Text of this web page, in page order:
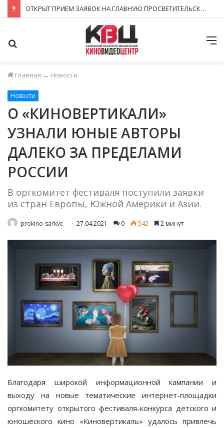
ОТКРЫТ ПРИЕМ ЗАЯВОК НА ГЛАВНУЮ ПРОСВЕТИТЕЛЬСКУЮ НАГРАДУ СТРАНЫ – ПРЕМИЮ «ЗНАНИЕ. ПРЕМИЯ 2026»!
Главная → Новости
Новости
О «КИНОВЕРТИКАЛИ»
УЗНАЛИ ЮНЫЕ АВТОРЫ
ДАЛЕКО ЗА ПРЕДЕЛАМИ
РОССИИ
В оргкомитет фестиваля поступили заявки
из стран Европы, Южной Америки и Азии.
prokino-sarkvc 27.04.2021 0 542 2 минут
Благодаря широкой информационной кампании и
выходу на новые тематические интернет-площадки
оргкомитету открытого фестиваля-конкурса детского и
юношеского кино «Киновертикаль» удалось привлечь